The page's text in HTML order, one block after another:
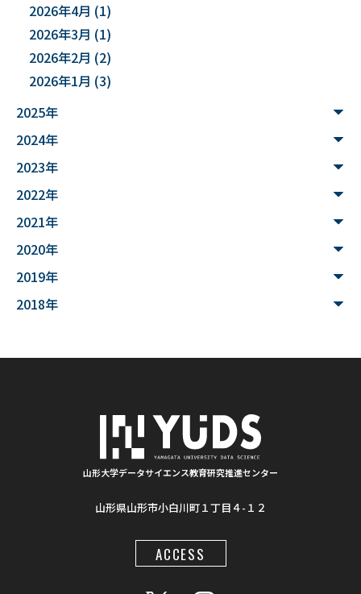
#文化財 #災害
#”オットセイ”のブロニー君
#３Dデータ
#まちの記憶を残し隊
#文理融合
#魚醤
#シカン
#学生支援 #清代寺院 #画像分析
#BorealForest #放射線 #福島第一原発事故
#半導体検出器 #物体検出 #ソーシャルメディア
#肺がん診断 #気管支内視鏡超音波画像
2026年4月 (1)
2026年3月 (1)
2026年2月 (2)
2026年1月 (3)
2025年
2024年
2023年
2022年
2021年
2020年
2019年
2018年
山形大学データサイエンス教育研究推進センター
山形県山形市小白川町１丁目４-１２
ACCESS